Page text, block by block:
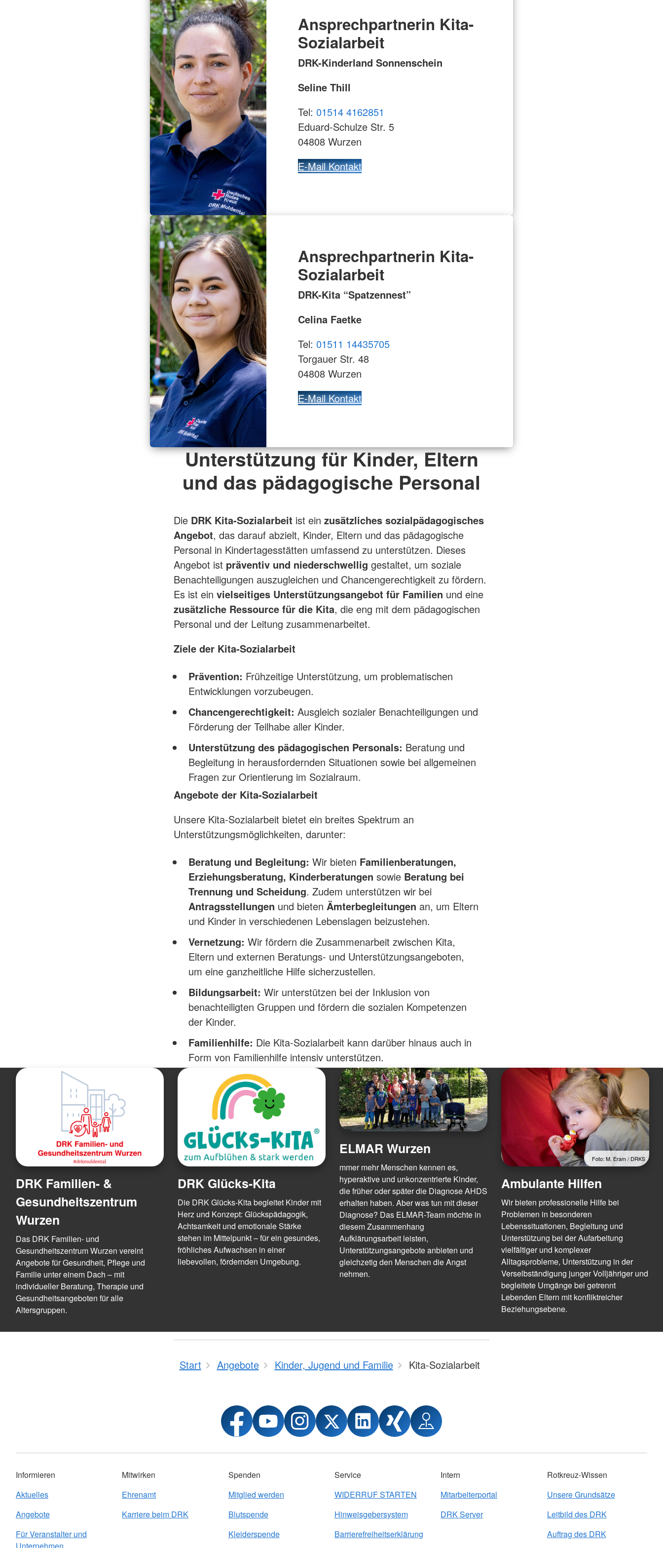
Ansprechpartnerin Kita-
Sozialarbeit
DRK-Kinderland Sonnenschein
Seline Thill
Tel: 01514 4162851
Eduard-Schulze Str. 5
04808 Wurzen
E-Mail Kontakt
Ansprechpartnerin Kita-
Sozialarbeit
DRK-Kita “Spatzennest”
Celina Faetke
Tel: 01511 14435705
Torgauer Str. 48
04808 Wurzen
E-Mail Kontakt
Unterstützung für Kinder, Eltern
und das pädagogische Personal
Die DRK Kita-Sozialarbeit ist ein zusätzliches sozialpädagogisches
Angebot, das darauf abzielt, Kinder, Eltern und das pädagogische
Personal in Kindertagesstätten umfassend zu unterstützen. Dieses
Angebot ist präventiv und niederschwellig gestaltet, um soziale
Benachteiligungen auszugleichen und Chancengerechtigkeit zu fördern.
Es ist ein vielseitiges Unterstützungsangebot für Familien und eine
zusätzliche Ressource für die Kita, die eng mit dem pädagogischen
Personal und der Leitung zusammenarbeitet.
Ziele der Kita-Sozialarbeit
Prävention: Frühzeitige Unterstützung, um problematischen
Entwicklungen vorzubeugen.
Chancengerechtigkeit: Ausgleich sozialer Benachteiligungen und
Förderung der Teilhabe aller Kinder.
Unterstützung des pädagogischen Personals: Beratung und
Begleitung in herausfordernden Situationen sowie bei allgemeinen
Fragen zur Orientierung im Sozialraum.
Angebote der Kita-Sozialarbeit
Unsere Kita-Sozialarbeit bietet ein breites Spektrum an
Unterstützungsmöglichkeiten, darunter:
Beratung und Begleitung: Wir bieten Familienberatungen,
Erziehungsberatung, Kinderberatungen sowie Beratung bei
Trennung und Scheidung. Zudem unterstützen wir bei
Antragsstellungen und bieten Ämterbegleitungen an, um Eltern
und Kinder in verschiedenen Lebenslagen beizustehen.
Vernetzung: Wir fördern die Zusammenarbeit zwischen Kita,
Eltern und externen Beratungs- und Unterstützungsangeboten,
um eine ganzheitliche Hilfe sicherzustellen.
Bildungsarbeit: Wir unterstützen bei der Inklusion von
benachteiligten Gruppen und fördern die sozialen Kompetenzen
der Kinder.
Familienhilfe: Die Kita-Sozialarbeit kann darüber hinaus auch in
Form von Familienhilfe intensiv unterstützen.
DRK Familien- &
Gesundheitszentrum
Wurzen
Das DRK Familien- und
Gesundheitszentrum Wurzen vereint
Angebote für Gesundheit, Pflege und
Familie unter einem Dach – mit
individueller Beratung, Therapie und
Gesundheitsangeboten für alle
Altersgruppen.
DRK Glücks-Kita
Die DRK Glücks-Kita begleitet Kinder mit
Herz und Konzept: Glückspädagogik,
Achtsamkeit und emotionale Stärke
stehen im Mittelpunkt – für ein gesundes,
fröhliches Aufwachsen in einer
liebevollen, fördernden Umgebung.
ELMAR Wurzen
mmer mehr Menschen kennen es,
hyperaktive und unkonzentrierte Kinder,
die früher oder später die Diagnose AHDS
erhalten haben. Aber was tun mit dieser
Diagnose? Das ELMAR-Team möchte in
diesem Zusammenhang
Aufklärungsarbeit leisten,
Unterstützungsangebote anbieten und
gleichzetig den Menschen die Angst
nehmen.
Foto: M. Eram / DRKS
Ambulante Hilfen
Wir bieten professionelle Hilfe bei
Problemen in besonderen
Lebenssituationen, Begleitung und
Unterstützung bei der Aufarbeitung
vielfältiger und komplexer
Alltagsprobleme, Unterstützung in der
Verselbständigung junger Volljähriger und
begleitete Umgänge bei getrennt
Lebenden Eltern mit konfliktreicher
Beziehungsebene.
Start Angebote Kinder, Jugend und Familie Kita-Sozialarbeit
Informieren
Aktuelles
Angebote
Für Veranstalter und
Mitwirken
Ehrenamt
Karriere beim DRK
Spenden
Mitglied werden
Blutspende
Kleiderspende
Service
WIDERRUF STARTEN
Hinweisgebersystem
Barrierefreiheitserklärung
Intern
Mitarbeiterportal
DRK Server
Rotkreuz-Wissen
Unsere Grundsätze
Leitbild des DRK
Auftrag des DRK